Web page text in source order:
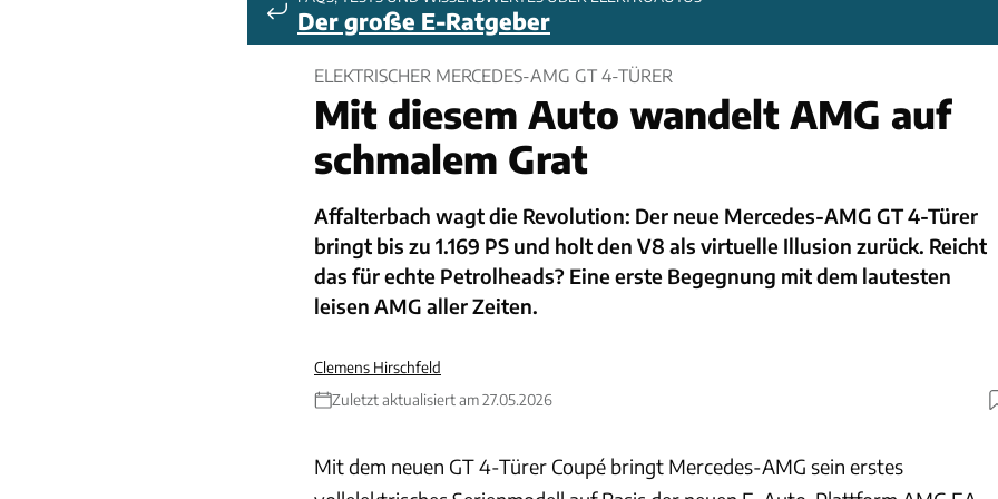
Der große E-Ratgeber
ELEKTRISCHER MERCEDES-AMG GT 4-TÜRER
Mit diesem Auto wandelt AMG auf
schmalem Grat
Affalterbach wagt die Revolution: Der neue Mercedes-AMG GT 4-Türer
bringt bis zu 1.169 PS und holt den V8 als virtuelle Illusion zurück. Reicht
das für echte Petrolheads? Eine erste Begegnung mit dem lautesten
leisen AMG aller Zeiten.
Clemens Hirschfeld
Zuletzt aktualisiert am 27.05.2026
Mit dem neuen GT 4-Türer Coupé bringt Mercedes-AMG sein erstes